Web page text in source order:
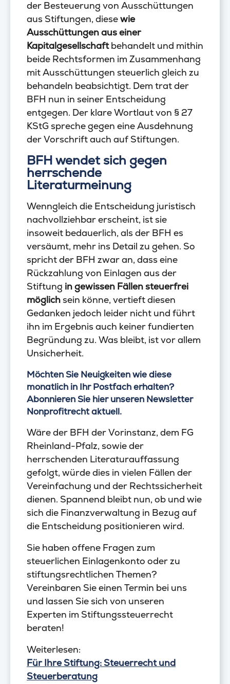
der Besteuerung von Ausschüttungen
aus Stiftungen, diesewie
Ausschüttungen aus einer
Kapitalgesellschaftbehandelt und mithin
beide Rechtsformen im Zusammenhang
mit Ausschüttungen steuerlich gleich zu
behandeln beabsichtigt. Dem trat der
BFH nun in seiner Entscheidung
entgegen. Der klare Wortlaut von § 27
KStG spreche gegen eine Ausdehnung
der Vorschrift auch auf Stiftungen.
BFH wendet sich gegen
herrschende
Literaturmeinung
Wenngleich die Entscheidung juristisch
nachvollziehbar erscheint, ist sie
insoweit bedauerlich, als der BFH es
versäumt, mehr ins Detail zu gehen. So
spricht der BFH zwar an, dass eine
Rückzahlung von Einlagen aus der
Stiftung in gewissen Fällen steuerfrei
möglichsein könne, vertieft diesen
Gedanken jedoch leider nicht und führt
ihn im Ergebnis auch keiner fundierten
Begründung zu. Was bleibt, ist vor allem
Unsicherheit.
Möchten Sie Neuigkeiten wie diese
monatlich in Ihr Postfach erhalten?
Abonnieren Sie hier unseren Newsletter
Nonprofitrecht aktuell.
Wäre der BFH der Vorinstanz, dem FG
Rheinland-Pfalz, sowie der
herrschenden Literaturauffassung
gefolgt, würde dies in vielen Fällen der
Vereinfachung und der Rechtssicherheit
dienen. Spannend bleibt nun, ob und wie
sich die Finanzverwaltung in Bezug auf
die Entscheidung positionieren wird.
Sie haben offene Fragen zum
steuerlichen Einlagenkonto oder zu
stiftungsrechtlichen Themen?
Vereinbaren Sie einen Termin bei uns
und lassen Sie sich von unseren
Experten im Stiftungssteuerrecht
beraten!
Weiterlesen:
Für Ihre Stiftung: Steuerrecht und
Steuerberatung